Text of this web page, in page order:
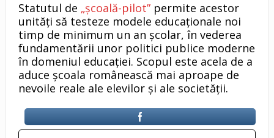
Statutul de „școală-pilot”permite acestor
unități să testeze modele educaționale noi
timp de minimum un an școlar, în vederea
fundamentării unor politici publice moderne
în domeniul educației. Scopul este acela de a
aduce școala românească mai aproape de
nevoile reale ale elevilor și ale societății.